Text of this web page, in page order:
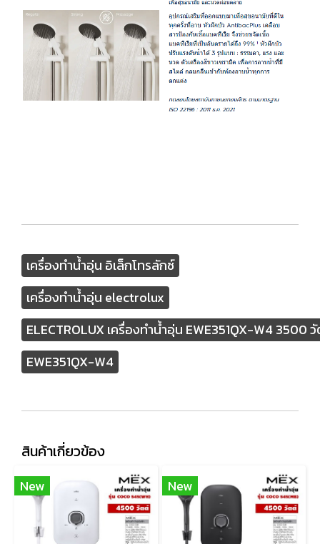
เครื่องทำน้ำอุ่น อิเล็กโทรลักซ์
เครื่องทำน้ำอุ่น electrolux
ELECTROLUX เครื่องทำน้ำอุ่น EWE351QX-W4 3500
EWE351QX-W4
สินค้าเกี่ยวข้อง
New New